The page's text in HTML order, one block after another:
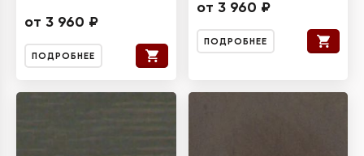
от 3 960 ₽
ПОДРОБНЕЕ
от 3 960 ₽
ПОДРОБНЕЕ